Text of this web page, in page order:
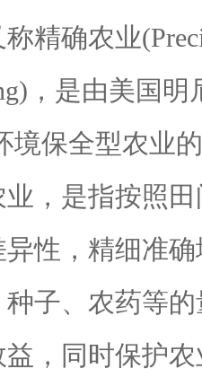
确农业
，是由美国
境保全型农业
是指按照田
性，精细准
子、农药等
，同时保护